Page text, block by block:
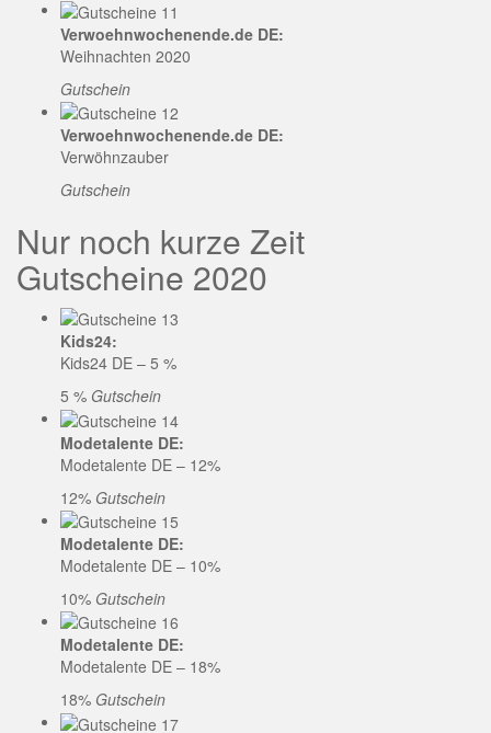
Verwoehnwochenende.de DE:
Weihnachten 2020
Gutschein
Verwoehnwochenende.de DE:
Verwöhnzauber
Gutschein
Nur noch kurze Zeit
Gutscheine 2020
Kids24:
Kids24 DE – 5 %
5 % Gutschein
Modetalente DE:
Modetalente DE – 12%
12% Gutschein
Modetalente DE:
Modetalente DE – 10%
10% Gutschein
Modetalente DE:
Modetalente DE – 18%
18% Gutschein